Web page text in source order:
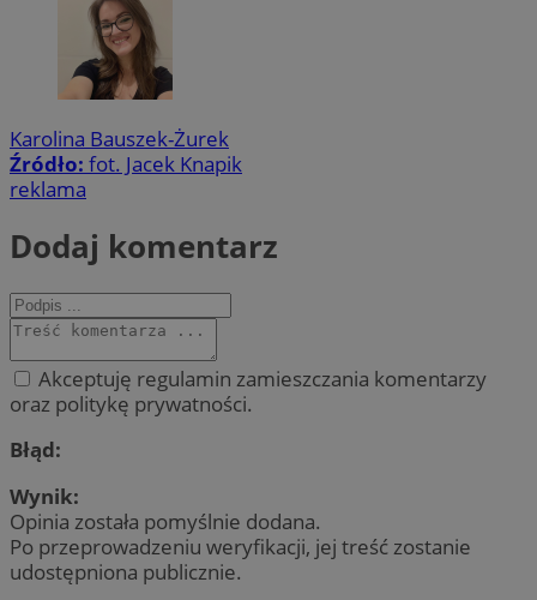
Karolina Bauszek-Żurek
Źródło: fot. Jacek Knapik
reklama
Dodaj komentarz
Akceptuję regulamin zamieszczania komentarzy
oraz politykę prywatności.
Błąd:
Wynik:
Opinia została pomyślnie dodana.
Po przeprowadzeniu weryfikacji, jej treść zostanie
udostępniona publicznie.